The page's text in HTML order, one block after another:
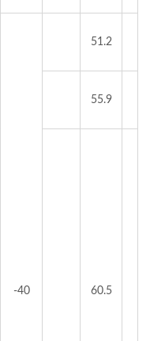
-40
51.2
55.9
60.5